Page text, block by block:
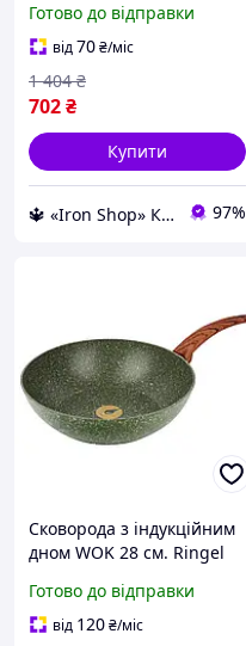
інтернет-магазині
Глибока сковорода-
смаження
Готово до відправки
від70₴/міс
702₴
1 404 ₴
Купити
🔱 «Iron Shop» Компетентність! Якість товару! Швидка відправка! ✅ 97%
Сковорода з індукційним
дном WOK 28 см. Ringel
Готово до відправки
від 120₴/міс